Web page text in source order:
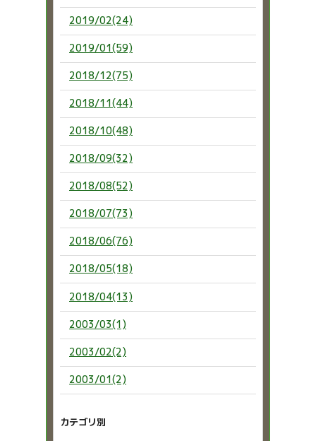
2019/02(24)
2019/01(59)
2018/12(75)
2018/11(44)
2018/10(48)
2018/09(32)
2018/08(52)
2018/07(73)
2018/06(76)
2018/05(18)
2018/04(13)
2003/03(1)
2003/02(2)
2003/01(2)
カテゴリ別